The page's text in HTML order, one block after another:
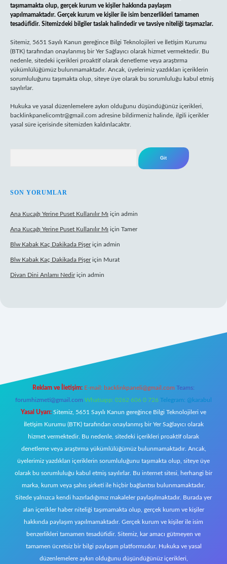
taşımamakta olup, gerçek kurum ve kişiler hakkında paylaşım
yapılmamaktadır. Gerçek kurum ve kişiler ile isim benzerlikleri tamamen
tesadüfidir. Sitemizdeki bilgiler taslak halindedir ve tavsiye niteliği taşımazlar.
Sitemiz, 5651 Sayılı Kanun gereğince Bilgi Teknolojileri ve İletişim Kurumu
(BTK) tarafından onaylanmış bir Yer Sağlayıcı olarak hizmet vermektedir. Bu
nedenle, sitedeki içerikleri proaktif olarak denetleme veya araştırma
yükümlülüğümüz bulunmamaktadır. Ancak, üyelerimiz yazdıkları içeriklerin
sorumluluğunu taşımakta olup, siteye üye olarak bu sorumluluğu kabul etmiş
sayılırlar.
Hukuka ve yasal düzenlemelere aykırı olduğunu düşündüğünüz içerikleri,
backlinkpanelicomtr@gmail.com adresine bildirmeniz halinde, ilgili içerikler
yasal süre içerisinde sitemizden kaldırılacaktır.
SON YORUMLAR
Ana Kucağı Yerine Puset Kullanılır Mı için admin
Ana Kucağı Yerine Puset Kullanılır Mı için Tamer
Blw Kabak Kaç Dakikada Pişeriçin admin
Blw Kabak Kaç Dakikada Pişeriçin Murat
Divan Dini Anlamı Nediriçin admin
Reklam ve İletişim: E-mail: backlinkpaneli@gmail.com Teams:
forumhizmeti@gmail.com Whatsapp: 0262 606 0 726 Telegram: @karabul
Yasal Uyarı: Sitemiz, 5651 Sayılı Kanun gereğince Bilgi Teknolojileri ve
İletişim Kurumu (BTK) tarafından onaylanmış bir Yer Sağlayıcı olarak
hizmet vermektedir. Bu nedenle, sitedeki içerikleri proaktif olarak
denetleme veya araştırma yükümlülüğümüz bulunmamaktadır. Ancak,
üyelerimiz yazdıkları içeriklerin sorumluluğunu taşımakta olup, siteye üye
olarak bu sorumluluğu kabul etmiş sayılırlar. Bu internet sitesi, herhangi bir
marka, kurum veya şahıs şirketi ile hiçbir bağlantısı bulunmamaktadır.
Sitede yalnızca kendi hazırladığımız makaleler paylaşılmaktadır. Burada yer
alan içerikler haber niteliği taşımamakta olup, gerçek kurum ve kişiler
hakkında paylaşım yapılmamaktadır. Gerçek kurum ve kişiler ile isim
benzerlikleri tamamen tesadüfidir. Sitemiz, kar amacı gütmeyen ve
tamamen ücretsiz bir bilgi paylaşım platformudur. Hukuka ve yasal
düzenlemelere aykırı olduğunu düşündüğünüz içerikleri,